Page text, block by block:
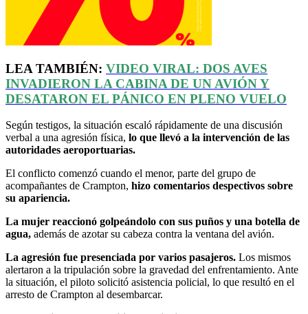
LEA TAMBIÉN: VIDEO VIRAL: DOS AVES
INVADIERON LA CABINA DE UN AVIÓN Y
DESATARON EL PÁNICO EN PLENO VUELO
Según testigos, la situación escaló rápidamente de una discusión
verbal a una agresión física, lo que llevó a la intervención de las
autoridades aeroportuarias.
El conflicto comenzó cuando el menor, parte del grupo de
acompañantes de Crampton, hizo comentarios despectivos sobre
su apariencia.
La mujer reaccionó golpeándolo con sus puños y una botella de
agua, además de azotar su cabeza contra la ventana del avión.
La agresión fue presenciada por varios pasajeros. Los mismos
alertaron a la tripulación sobre la gravedad del enfrentamiento. Ante
la situación, el piloto solicitó asistencia policial, lo que resultó en el
arresto de Crampton al desembarcar.